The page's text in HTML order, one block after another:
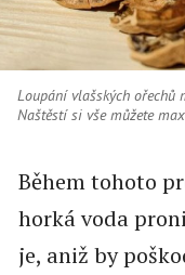
Loupání vlašských ořechů
Naštěstí si vše můžete
Během tohoto
horká voda
je, aniž by